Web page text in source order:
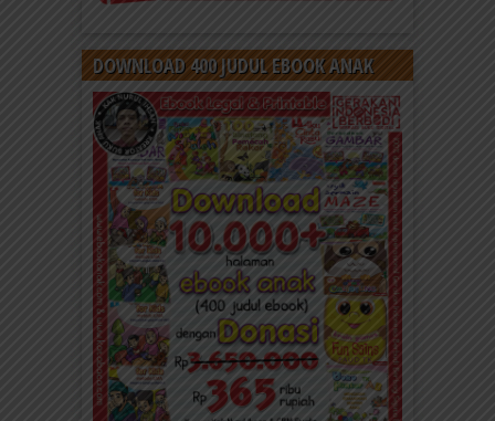
DOWNLOAD 400 JUDUL EBOOK ANAK